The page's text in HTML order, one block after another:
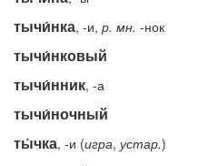
тычи́нка, -и, р. мн. -нок
тычи́нковый
тычи́нник, -а
тычи́ночный
ты́чка, -и (игра, устар.)